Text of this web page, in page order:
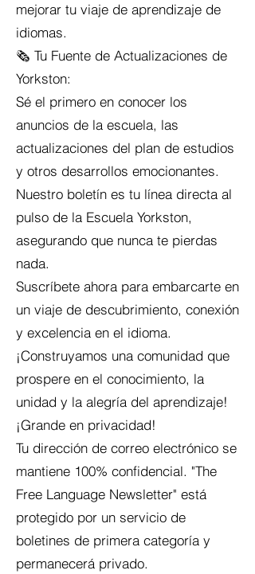
mejorar tu viaje de aprendizaje de
idiomas.
🗞️ Tu Fuente de Actualizaciones de
Yorkston:
Sé el primero en conocer los
anuncios de la escuela, las
actualizaciones del plan de estudios
y otros desarrollos emocionantes.
Nuestro boletín es tu línea directa al
pulso de la Escuela Yorkston,
asegurando que nunca te pierdas
nada.
Suscríbete ahora para embarcarte en
un viaje de descubrimiento, conexión
y excelencia en el idioma.
¡Construyamos una comunidad que
prospere en el conocimiento, la
unidad y la alegría del aprendizaje!
¡Grande en privacidad!
Tu dirección de correo electrónico se
mantiene 100% confidencial. "The
Free Language Newsletter" está
protegido por un servicio de
boletines de primera categoría y
permanecerá privado.